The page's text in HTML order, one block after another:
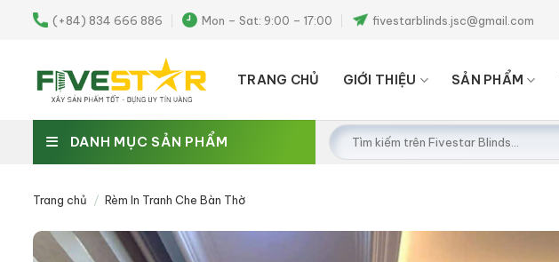
(+84) 834 666 886 Mon – Sat: 9:00 – 17:00 fivestarblinds.jsc@gmail.com
TRANG CHỦ GIỚI THIỆU SẢN PHẨM
DANH MỤC SẢN PHẨM
Tìm
kiếm:
Trang chủ / Rèm In Tranh Che Bàn Thờ